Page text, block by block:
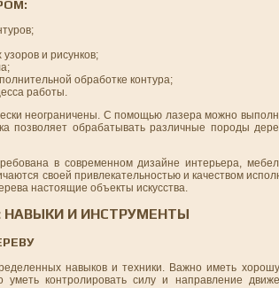
и рисунков;
обработке контура;
работы.
неограничены. С помощью лазера можно
позволяет обрабатывать различные породы
в современном дизайне интерьера,
своей привлекательностью и качеством
настоящие объекты искусства.
НАВЫКИ И ИНСТРУМЕНТЫ
навыков и техники. Важно иметь
уметь контролировать силу и направление